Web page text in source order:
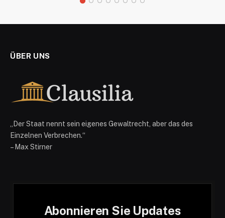
ÜBER UNS
„Der Staat nennt sein eigenes Gewaltrecht, aber das des
Einzelnen Verbrechen.“
– Max Stirner
Abonnieren Sie Updates